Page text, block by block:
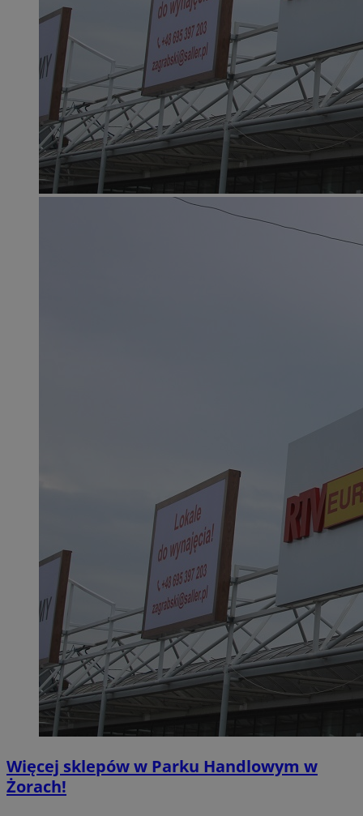
Więcej sklepów w Parku Handlowym w
Żorach!